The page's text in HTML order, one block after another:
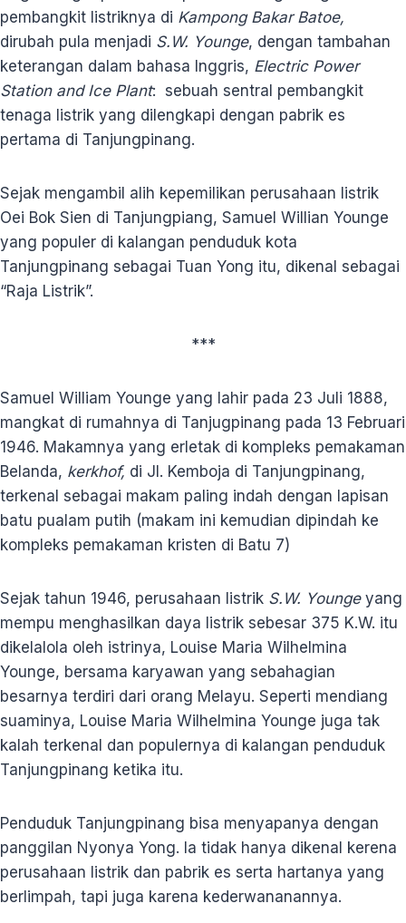
pembangkit listriknya di Kampong Bakar Batoe,
dirubah pula menjadi S.W. Younge, dengan tambahan
keterangan dalam bahasa Inggris, Electric Power
Station and Ice Plant: sebuah sentral pembangkit
tenaga listrik yang dilengkapi dengan pabrik es
pertama di Tanjungpinang.
Sejak mengambil alih kepemilikan perusahaan listrik
Oei Bok Sien di Tanjungpiang, Samuel Willian Younge
yang populer di kalangan penduduk kota
Tanjungpinang sebagai Tuan Yong itu, dikenal sebagai
“Raja Listrik”.
***
Samuel William Younge yang lahir pada 23 Juli 1888,
mangkat di rumahnya di Tanjugpinang pada 13 Februari
1946. Makamnya yang erletak di kompleks pemakaman
Belanda, kerkhof, di Jl. Kemboja di Tanjungpinang,
terkenal sebagai makam paling indah dengan lapisan
batu pualam putih (makam ini kemudian dipindah ke
kompleks pemakaman kristen di Batu 7)
Sejak tahun 1946, perusahaan listrik S.W. Youngeyang
mempu menghasilkan daya listrik sebesar 375 K.W. itu
dikelalola oleh istrinya, Louise Maria Wilhelmina
Younge, bersama karyawan yang sebahagian
besarnya terdiri dari orang Melayu. Seperti mendiang
suaminya, Louise Maria Wilhelmina Younge juga tak
kalah terkenal dan populernya di kalangan penduduk
Tanjungpinang ketika itu.
Penduduk Tanjungpinang bisa menyapanya dengan
panggilan Nyonya Yong. Ia tidak hanya dikenal kerena
perusahaan listrik dan pabrik es serta hartanya yang
berlimpah, tapi juga karena kederwananannya.